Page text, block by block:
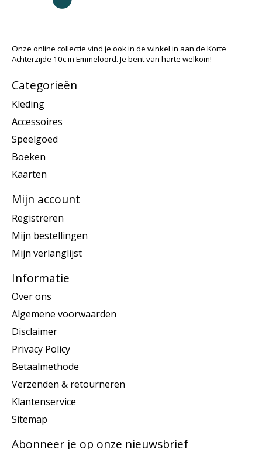
Onze online collectie vind je ook in de winkel in aan de Korte
Achterzijde 10c in Emmeloord. Je bent van harte welkom!
Categorieën
Kleding
Accessoires
Speelgoed
Boeken
Kaarten
Mijn account
Registreren
Mijn bestellingen
Mijn verlanglijst
Informatie
Over ons
Algemene voorwaarden
Disclaimer
Privacy Policy
Betaalmethode
Verzenden & retourneren
Klantenservice
Sitemap
Abonneer je op onze nieuwsbrief